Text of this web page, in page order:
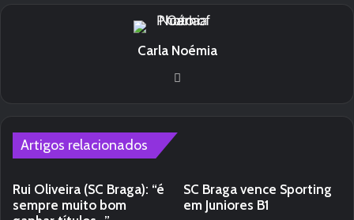
Carla Noémia
Artigos relacionados
Rui Oliveira (SC Braga): “é
sempre muito bom
SC Braga vence Sporting
em Juniores B1